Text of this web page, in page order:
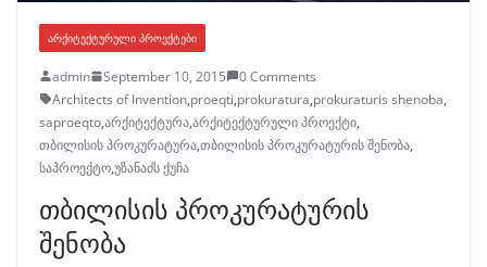
ᲐᲠᲥᲘᲢᲔᲥᲢᲣᲠᲣᲚᲘ ᲞᲠᲝᲔᲥᲢᲔᲑᲘ
admin September 10, 2015
0 Comments
Architects of Invention,proeqti,prokuratura,prokuraturis shenoba,
saproeqto,არქიტექტურა,არქიტექტურული პროექტი,
თბილისის პროკურატურა,თბილისის პროკურატურის შენობა,
საპროექტო,უზანაძს ქუჩა
თბილისის პროკურატურის
შენობა